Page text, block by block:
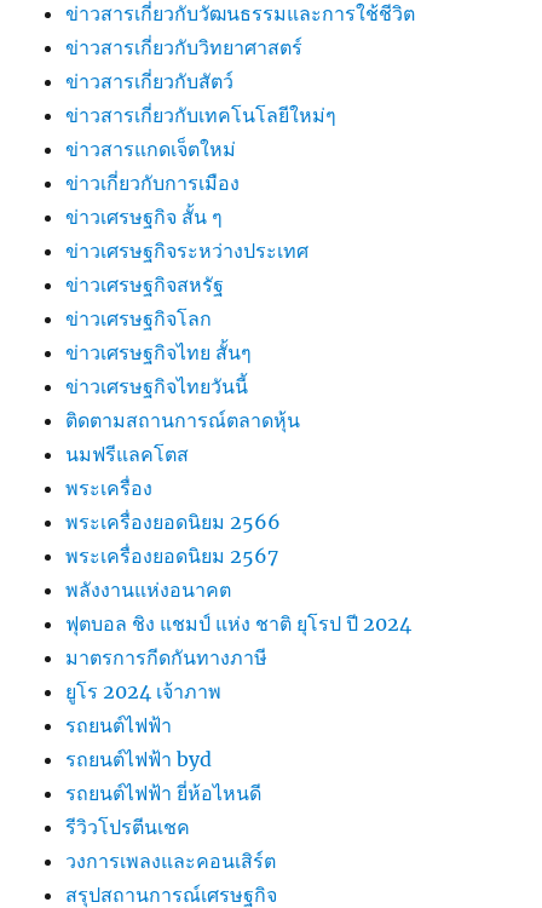
ข่าวสารเกี่ยวกับวัฒนธรรมและการใช้ชีวิต
ข่าวสารเกี่ยวกับวิทยาศาสตร์
ข่าวสารเกี่ยวกับสัตว์
ข่าวสารเกี่ยวกับเทคโนโลยีใหม่ๆ
ข่าวสารแกดเจ็ตใหม่
ข่าวเกี่ยวกับการเมือง
ข่าวเศรษฐกิจ สั้น ๆ
ข่าวเศรษฐกิจระหว่างประเทศ
ข่าวเศรษฐกิจสหรัฐ
ข่าวเศรษฐกิจโลก
ข่าวเศรษฐกิจไทย สั้นๆ
ข่าวเศรษฐกิจไทยวันนี้
ติดตามสถานการณ์ตลาดหุ้น
นมฟรีแลคโตส
พระเครื่อง
พระเครื่องยอดนิยม 2566
พระเครื่องยอดนิยม 2567
พลังงานแห่งอนาคต
ฟุตบอล ชิง แชมป์ แห่ง ชาติ ยุโรป ปี 2024
มาตรการกีดกันทางภาษี
ยูโร 2024 เจ้าภาพ
รถยนต์ไฟฟ้า
รถยนต์ไฟฟ้า byd
รถยนต์ไฟฟ้า ยี่ห้อไหนดี
รีวิวโปรตีนเชค
วงการเพลงและคอนเสิร์ต
สรุปสถานการณ์เศรษฐกิจ